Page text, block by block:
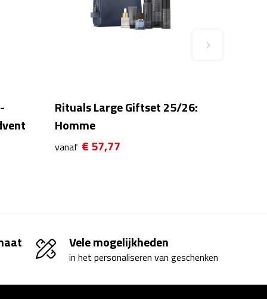
Rituals Large Giftset 25/26:
Homme
vanaf € 57,77
Vele mogelijkheden
in het personaliseren van geschenken